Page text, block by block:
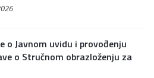
o Javnom uvidu i provođenju
o Stručnom obrazloženju za